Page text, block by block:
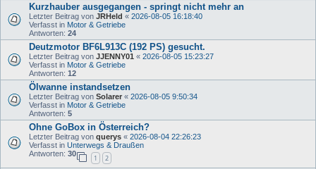
Kurzhauber ausgegangen - springt nicht mehr an
Letzter Beitrag von JRHeld « 2026-08-05 16:18:40
Verfasst in Motor & Getriebe
Antworten: 24
Deutzmotor BF6L913C (192 PS) gesucht.
Letzter Beitrag von JJENNY01 « 2026-08-05 15:23:27
Verfasst in Motor & Getriebe
Antworten: 12
Ölwanne instandsetzen
Letzter Beitrag von Solarer « 2026-08-05 9:50:34
Verfasst in Motor & Getriebe
Antworten: 5
Ohne GoBox in Österreich?
Letzter Beitrag von querys « 2026-08-04 22:26:23
Verfasst in Unterwegs & Draußen
Antworten: 30
1 2